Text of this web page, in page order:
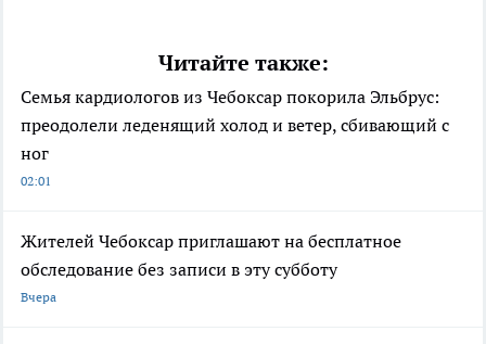
Читайте также:
Семья кардиологов из Чебоксар покорила Эльбрус:
преодолели леденящий холод и ветер, сбивающий с
ног
02:01
Жителей Чебоксар приглашают на бесплатное
обследование без записи в эту субботу
Вчера